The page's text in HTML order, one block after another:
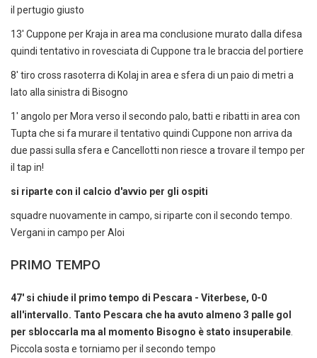
il pertugio giusto
13' Cuppone per Kraja in area ma conclusione murato dalla difesa
quindi tentativo in rovesciata di Cuppone tra le braccia del portiere
8' tiro cross rasoterra di Kolaj in area e sfera di un paio di metri a
lato alla sinistra di Bisogno
1' angolo per Mora verso il secondo palo, batti e ribatti in area con
Tupta che si fa murare il tentativo quindi Cuppone non arriva da
due passi sulla sfera e Cancellotti non riesce a trovare il tempo per
il tap in!
si riparte con il calcio d'avvio per gli ospiti
squadre nuovamente in campo, si riparte con il secondo tempo.
Vergani in campo per Aloi
PRIMO TEMPO
47' si chiude il primo tempo di Pescara - Viterbese, 0-0
all'intervallo. Tanto Pescara che ha avuto almeno 3 palle gol
per sbloccarla ma al momento Bisogno è stato insuperabile.
Piccola sosta e torniamo per il secondo tempo